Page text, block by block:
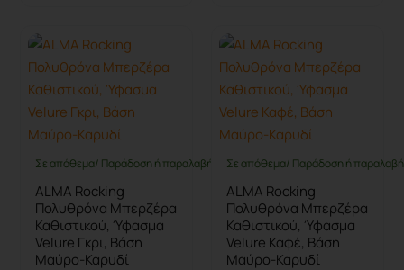
Σε απόθεμα/ Παράδοση ή παραλαβή έως 10 ημέρες
ALMA Rocking
Πολυθρόνα Μπερζέρα
Καθιστικού, Ύφασμα
Velure Γκρι, Βάση
Μαύρο-Καρυδί
Σε απόθεμα/ Παράδοση ή
ALMA Rocking
Πολυθρόνα Μπερζέρα
Καθιστικού, Ύφασμα
Velure Καφέ, Βάση
Μαύρο-Καρυδί